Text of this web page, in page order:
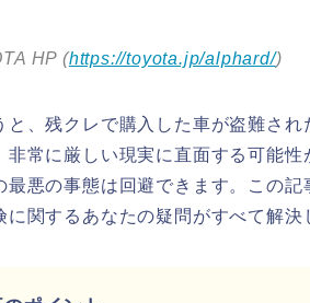
HP (https://toyota.jp/alphard/)
と、残クレで購入した車が盗難さ
非常に厳しい現実に直面する可能
最悪の事態は回避できます。この
に関するあなたの疑問がすべて解決